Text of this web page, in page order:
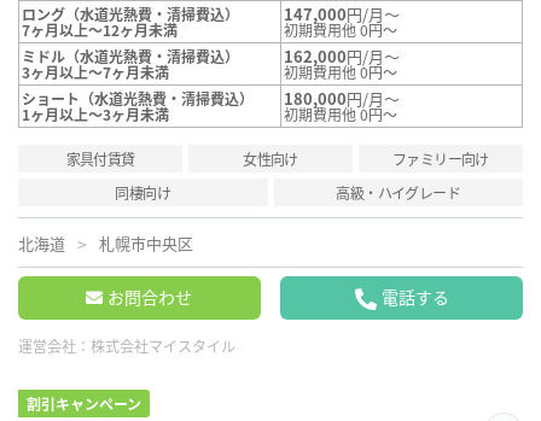
ロング（水道光熱費・清掃費込）
7ヶ月以上～12ヶ月未満
147,000円/月～
初期費用他 0円～
ミドル（水道光熱費・清掃費込）
3ヶ月以上～7ヶ月未満
162,000円/月～
初期費用他 0円～
ショート（水道光熱費・清掃費込）
1ヶ月以上～3ヶ月未満
180,000円/月～
初期費用他 0円～
家具付賃貸 女性向け
ファミリー向け
同棲向け
高級・ハイグレード
北海道 札幌市中央区
お問合わせ 電話する
運営会社： 株式会社マイスタイル
割引キャンペーン